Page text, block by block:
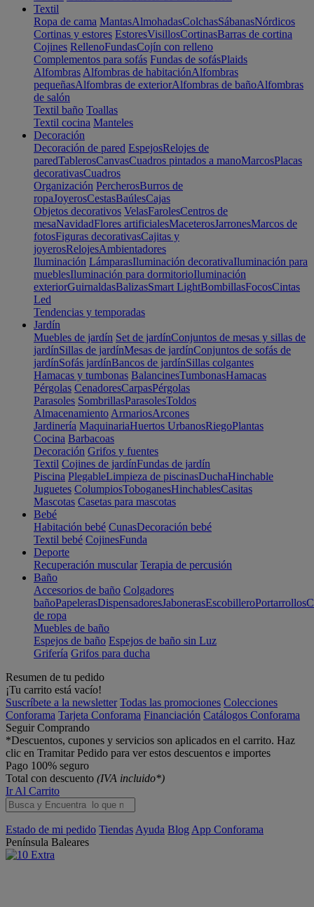
Textil
Ropa de cama MantasAlmohadasColchasSábanasNórdicos
Cortinas y estores EstoresVisillosCortinasBarras de cortina
Cojines RellenoFundasCojín con relleno
Complementos para sofás Fundas de sofásPlaids
Alfombras Alfombras de habitaciónAlfombras
pequeñasAlfombras de exteriorAlfombras de bañoAlfombras
de salón
Textil baño Toallas
Textil cocina Manteles
Decoración
Decoración de pared EspejosRelojes de
paredTablerosCanvasCuadros pintados a manoMarcosPlacas
decorativasCuadros
Organización PercherosBurros de
ropaJoyerosCestasBaúlesCajas
Objetos decorativos VelasFarolesCentros de
mesaNavidadFlores artificialesMaceterosJarronesMarcos de
fotosFiguras decorativasCajitas y
joyerosRelojesAmbientadores
Iluminación LámparasIluminación decorativaIluminación para
mueblesIluminación para dormitorioIluminación
exteriorGuirnaldasBalizasSmart LightBombillasFocosCintas
Led
Tendencias y temporadas
Jardín
Muebles de jardín Set de jardínConjuntos de mesas y sillas de
jardínSillas de jardínMesas de jardínConjuntos de sofás de
jardínSofás jardínBancos de jardínSillas colgantes
Hamacas y tumbonas BalancinesTumbonasHamacas
Pérgolas CenadoresCarpasPérgolas
Parasoles SombrillasParasolesToldos
Almacenamiento ArmariosArcones
Jardinería MaquinariaHuertos UrbanosRiegoPlantas
Cocina Barbacoas
Decoración Grifos y fuentes
Textil Cojines de jardínFundas de jardín
Piscina PlegableLimpieza de piscinasDuchaHinchable
Juguetes ColumpiosToboganesHinchablesCasitas
Mascotas Casetas para mascotas
Bebé
Habitación bebé CunasDecoración bebé
Textil bebé CojinesFunda
Deporte
Recuperación muscular Terapia de percusión
Baño
Accesorios de baño Colgadores
bañoPapelerasDispensadoresJabonerasEscobilleroPortarrollos
de ropa
Muebles de baño
Espejos de baño Espejos de baño sin Luz
Grifería Grifos para ducha
Resumen de tu pedido
¡Tu carrito está vacío!
Suscríbete a la newsletter Todas las promociones Colecciones
Conforama Tarjeta Conforama Financiación Catálogos Conforama
Seguir Comprando
*Descuentos, cupones y servicios son aplicados en el carrito. Haz
clic en Tramitar Pedido para ver estos descuentos e importes
Pago 100% seguro
Total con descuento (IVA incluido*)
Ir Al Carrito
Estado de mi pedido Tiendas Ayuda Blog App Conforama
Península Baleares